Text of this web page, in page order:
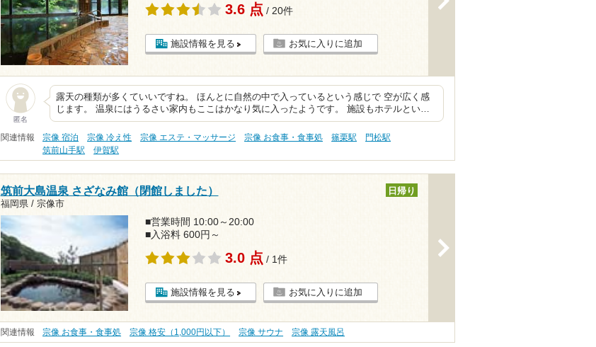
3.6 点 / 20件
施設情報を見る お気に入りに追加
匿名
露天の種類が多くていいですね。 ほんとに自然の中で入っているという感じで 空が広く感
じます。 温泉にはうるさい家内もここはかなり気に入ったようです。 施設もホテルとい…
関連情報 宗像 宿泊 宗像 冷え性 宗像 エステ・マッサージ 宗像 お食事・食事処 篠栗駅
門松駅
筑前山手駅
伊賀駅
筑前大島温泉 さざなみ館（閉館しました）
福岡県 / 宗像市
日帰り
■営業時間 10:00～20:00
■入浴料 600円～
3.0 点 / 1件
施設情報を見る お気に入りに追加
関連情報 宗像 お食事・食事処 宗像 格安（1,000円以下） 宗像 サウナ 宗像 露天風呂